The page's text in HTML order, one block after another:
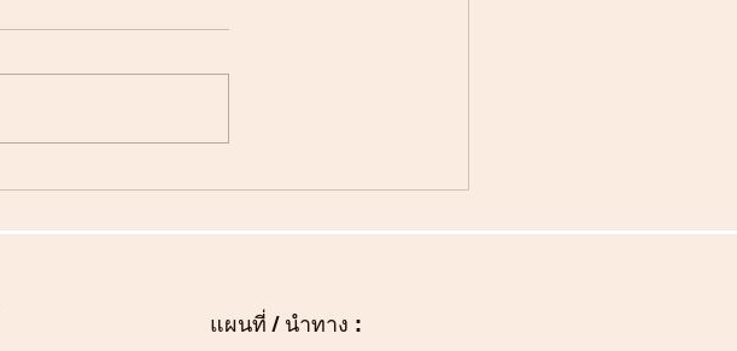
เนื่องในโอกาสวันคล้ายวัน
แผนที่ / นำทาง :